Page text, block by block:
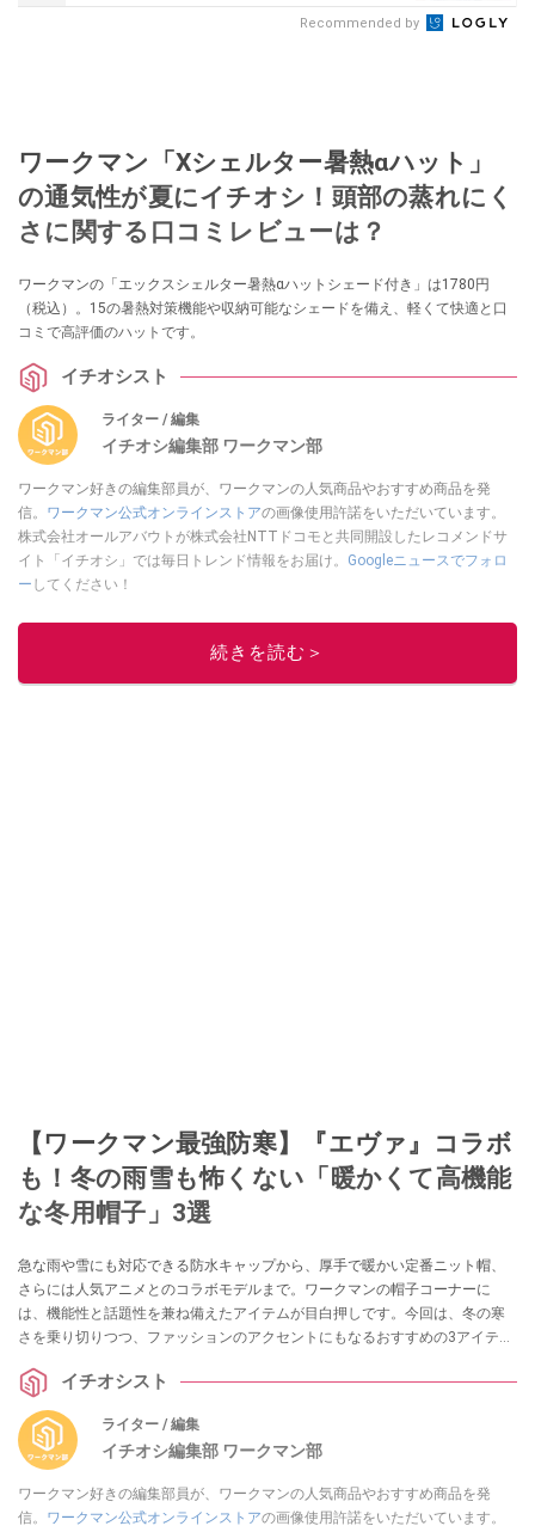
Recommended by
ワークマン「Xシェルター暑熱αハット」
の通気性が夏にイチオシ！頭部の蒸れにく
さに関する口コミレビューは？
ワークマンの「エックスシェルター暑熱αハットシェード付き」は1780円
（税込）。15の暑熱対策機能や収納可能なシェードを備え、軽くて快適と口
コミで高評価のハットです。
イチオシスト
ライター / 編集
イチオシ編集部 ワークマン部
ワークマン好きの編集部員が、ワークマンの人気商品やおすすめ商品を発
信。 ワークマン公式オンラインストアの画像使用許諾をいただいています。
株式会社オールアバウトが株式会社NTTドコモと共同開設したレコメンドサ
イト「イチオシ」では毎日トレンド情報をお届け。 Googleニュースでフォロ
ー してください！
このイチオシストの他の記事を読む
続きを読む＞
【ワークマン最強防寒】『エヴァ』コラボ
も！冬の雨雪も怖くない「暖かくて高機能
な冬用帽子」3選
急な雨や雪にも対応できる防水キャップから、厚手で暖かい定番ニット帽、
さらには人気アニメとのコラボモデルまで。ワークマンの帽子コーナーに
は、機能性と話題性を兼ね備えたアイテムが目白押しです。今回は、冬の寒
さを乗り切りつつ、ファッションのアクセントにもなるおすすめの3アイテム
イチオシスト
ライター / 編集
イチオシ編集部 ワークマン部
ワークマン好きの編集部員が、ワークマンの人気商品やおすすめ商品を発
信。 ワークマン公式オンラインストアの画像使用許諾をいただいています。